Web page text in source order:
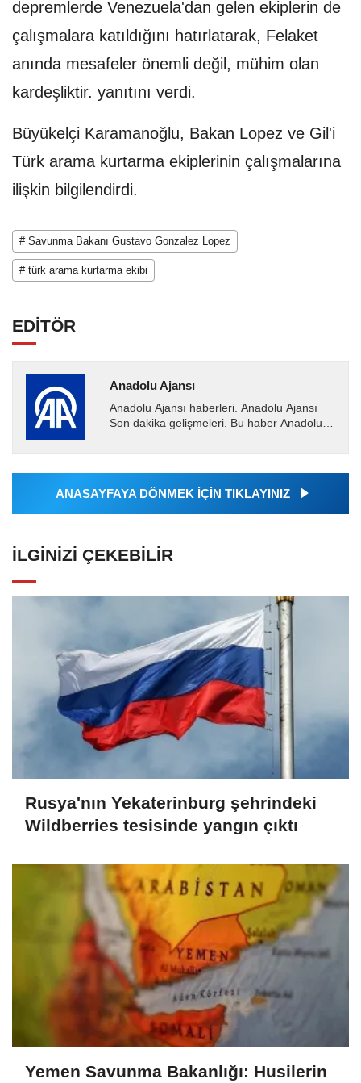
depremlerde Venezuela'dan gelen ekiplerin de
çalışmalara katıldığını hatırlatarak, Felaket
anında mesafeler önemli değil, mühim olan
kardeşliktir. yanıtını verdi.
Büyükelçi Karamanoğlu, Bakan Lopez ve Gil'i
Türk arama kurtarma ekiplerinin çalışmalarına
ilişkin bilgilendirdi.
# Savunma Bakanı Gustavo Gonzalez Lopez
# türk arama kurtarma ekibi
EDİTÖR
Anadolu Ajansı
Anadolu Ajansı haberleri. Anadolu Ajansı
Son dakika gelişmeleri. Bu haber Anadolu
Ajansı tarafından...
ANASAYFAYA DÖNMEK İÇİN TIKLAYINIZ
İLGINIZI ÇEKEBILIR
Rusya'nın Yekaterinburg şehrindeki
Wildberries tesisinde yangın çıktı
Yemen Savunma Bakanlığı: Husilerin